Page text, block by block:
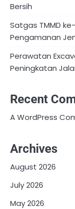
Bersih
Satgas TMMD
Pengamanan
Perawatan
Peningkatan
Recent
A WordPress
Archives
August 2026
July 2026
May 2026